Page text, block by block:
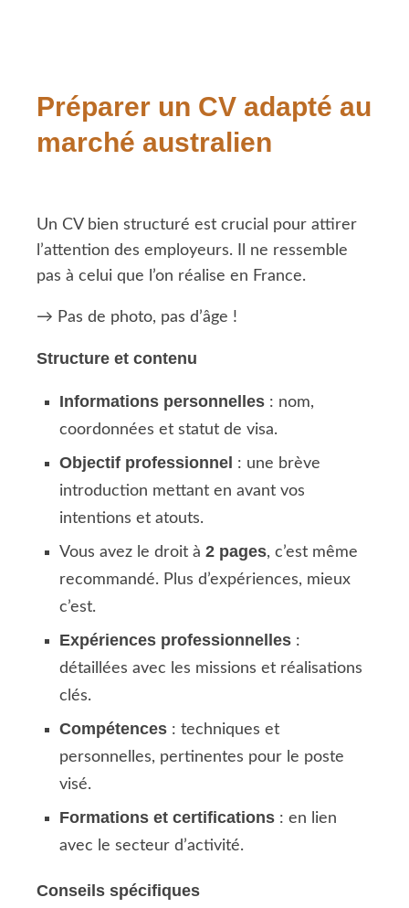
Préparer un CV adapté au
marché australien
Un CV bien structuré est crucial pour attirer
l’attention des employeurs. Il ne ressemble
pas à celui que l’on réalise en France.
→ Pas de photo, pas d’âge !
Structure et contenu
Informations personnelles : nom,
coordonnées et statut de visa.
Objectif professionnel : une brève
introduction mettant en avant vos
intentions et atouts.
Vous avez le droit à 2 pages, c’est même
recommandé. Plus d’expériences, mieux
c’est.
Expériences professionnelles :
détaillées avec les missions et réalisations
clés.
Compétences : techniques et
personnelles, pertinentes pour le poste
visé.
Formations et certifications : en lien
avec le secteur d’activité.
Conseils spécifiques